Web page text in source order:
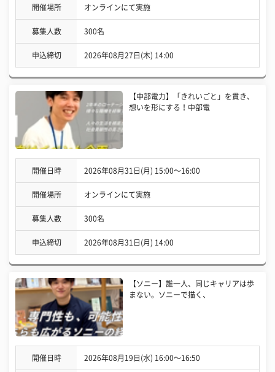
開催場所 オンラインにて実施
募集人数 300名
申込締切 2026年08月27日(木) 14:00
【中部電力】「きれいごと」を貫き、
想いを形にする！中部電
開催日時 2026年08月31日(月) 15:00〜16:00
開催場所 オンラインにて実施
募集人数 300名
申込締切 2026年08月31日(月) 14:00
【ソニー】誰一人、同じキャリアは歩
まない。ソニーで描く、
開催日時 2026年08月19日(水) 16:00〜16:50